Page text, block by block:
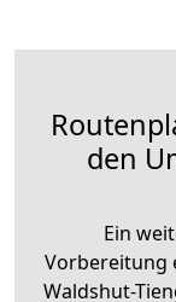
den
Ein
Vorbereitung
Waldshut-